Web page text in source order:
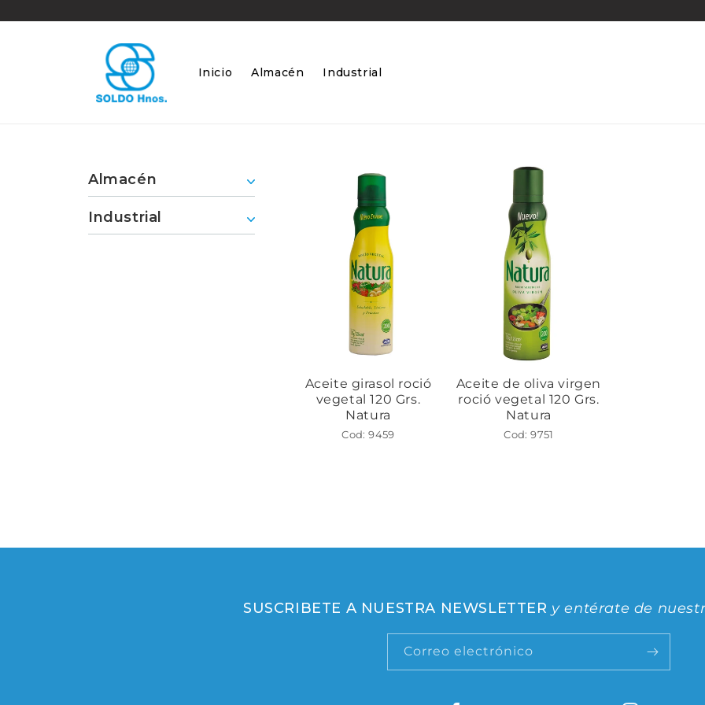
Inicio Almacén Industrial
Almacén
Industrial
Aceite girasol roció
vegetal 120 Grs.
Natura
Cod: 9459
Aceite de oliva virgen
roció vegetal 120 Grs.
Natura
Cod: 9751
SUSCRIBETE A NUESTRA NEWSLETTER y entérate de
Correo electrónico